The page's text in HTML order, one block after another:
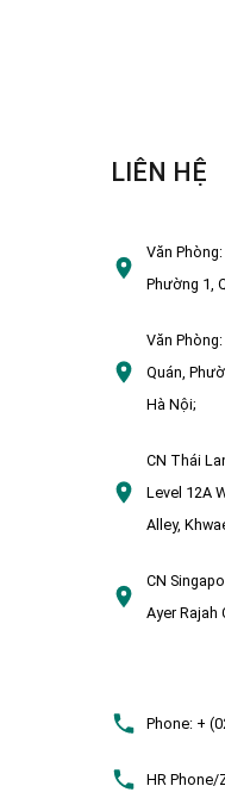
LIÊN HỆ
Văn Phòng:
Phường 1,
Văn Phòng:
Quán,
Hà Nội;
CN Thái
Level 12A
Alley,
CN
Ayer Rajah
Phone:+
HR Phone/